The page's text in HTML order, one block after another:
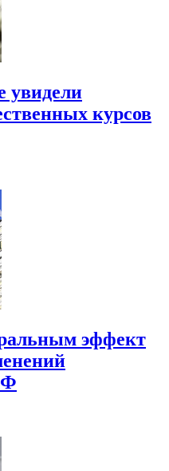
увидели
курсов
эффект